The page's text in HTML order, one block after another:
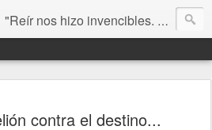
"Reír nos hizo invencibles. No como los que siempre ganan, sino como aquellos que no se rinden”. Frida Kahlo
contra el destino...